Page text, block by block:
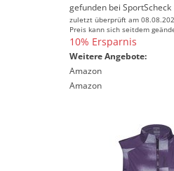
gefunden bei SportScheck
zuletzt überprüft am
Preis kann sich seitdem
10% Ersparnis
Weitere Angebote:
Amazon
Amazon